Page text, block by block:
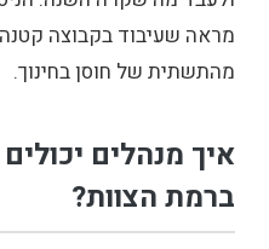
מראה שעיבוד בקבוצה
מהתשתית של חוסן בחינוך.
איך מנהלים
ברמת הצוות?